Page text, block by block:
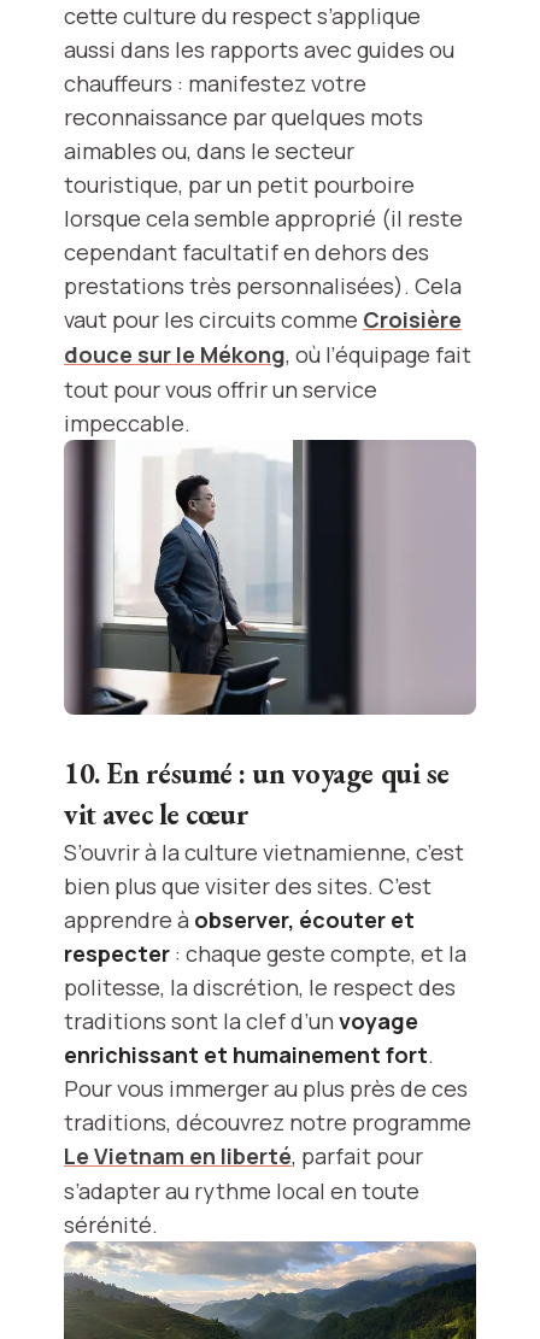
cette culture du respect s’applique
aussi dans les rapports avec guides ou
chauffeurs : manifestez votre
reconnaissance par quelques mots
aimables ou, dans le secteur
touristique, par un petit pourboire
lorsque cela semble approprié (il reste
cependant facultatif en dehors des
prestations très personnalisées). Cela
vaut pour les circuits comme Croisière
douce sur le Mékong, où l’équipage fait
tout pour vous offrir un service
impeccable.
10. En résumé : un voyage qui se
vit avec le cœur
S’ouvrir à la culture vietnamienne, c’est
bien plus que visiter des sites. C’est
apprendre à observer, écouter et
respecter : chaque geste compte, et la
politesse, la discrétion, le respect des
traditions sont la clef d’un voyage
enrichissant et humainement fort.
Pour vous immerger au plus près de ces
traditions, découvrez notre programme
Le Vietnam en liberté, parfait pour
s’adapter au rythme local en toute
sérénité.